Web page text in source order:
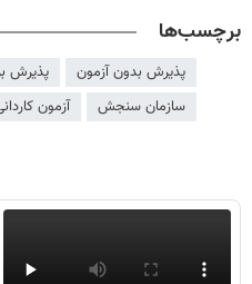
برچسب‌ها
پذیرش بدون آزمون
پذیرش
سازمان سنجش
آزمون